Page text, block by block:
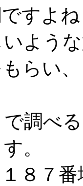
すよ
よう
らい
調べ
。
８７